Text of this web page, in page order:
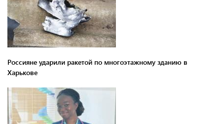
Россияне ударили ракетой по многоэтажному зданию в
Харькове